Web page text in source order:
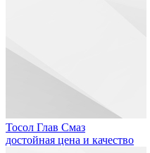
Тосол Глав Смаз
достойная цена и качество